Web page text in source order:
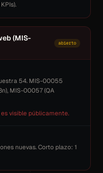
(MIS-
abierto
54. MIS-00055
MIS-00057 (QA
visible públicamente.
nuevas. Corto plazo: 1